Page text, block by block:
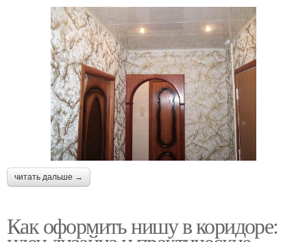
читать дальше →
Как оформить нишу в коридоре: